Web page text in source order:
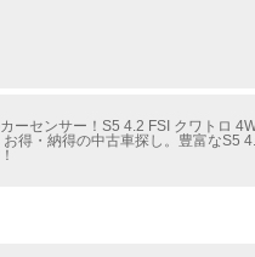
センサー！S5 4.2 FSI クワトロ
得・納得の中古車探し。豊富なS5